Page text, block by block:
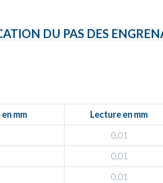
DU PAS DES
mm Lecture en mm
0,01
0,01
0,01